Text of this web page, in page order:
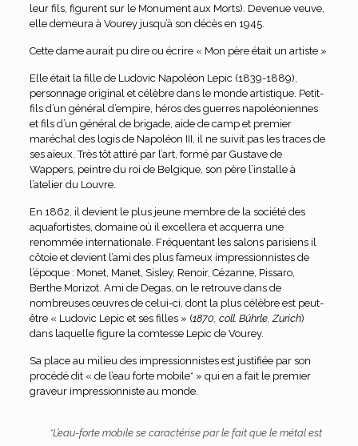
leur fils, figurent sur le Monument aux Morts). Devenue veuve,
elle demeura à Vourey jusqu’à son décès en 1945.
Cette dame aurait pu dire ou écrire « Mon père était un artiste »
Elle était la fille de Ludovic Napoléon Lepic (1839-1889),
personnage original et célèbre dans le monde artistique. Petit-
fils d’un général d’empire, héros des guerres napoléoniennes
et fils d’un général de brigade, aide de camp et premier
maréchal des logis de Napoléon III, il ne suivit pas les traces de
ses aïeux. Très tôt attiré par l’art, formé par Gustave de
Wappers, peintre du roi de Belgique, son père l’installe à
l’atelier du Louvre.
En 1862, il devient le plus jeune membre de la société des
aquafortistes, domaine où il excellera et acquerra une
renommée internationale. Fréquentant les salons parisiens il
côtoie et devient l’ami des plus fameux impressionnistes de
l’époque : Monet, Manet, Sisley, Renoir, Cézanne, Pissaro,
Berthe Morizot. Ami de Degas, on le retrouve dans de
nombreuses œuvres de celui-ci, dont la plus célèbre est peut-
être « Ludovic Lepic et ses filles » (1870, coll. Bührle, Zurich)
dans laquelle figure la comtesse Lepic de Vourey.
Sa place au milieu des impressionnistes est justifiée par son
procédé dit « de l’eau forte mobile* » qui en a fait le premier
graveur impressionniste au monde.
*L’eau-forte mobile se caractérise par le fait que le métal est